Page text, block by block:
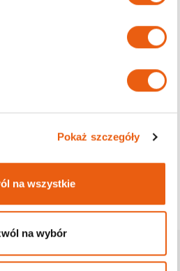
Pokaż szczegóły
na wszystkie
na wybór
Na Newsletter